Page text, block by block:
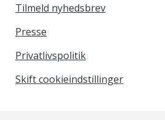
Tilmeld nyhedsbrev
Presse
Privatlivspolitik
Skift cookieindstillinger